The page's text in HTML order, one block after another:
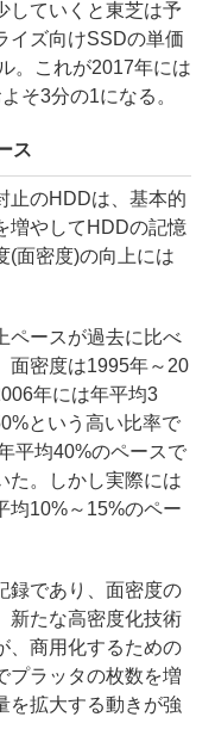
していくと東芝は予
イズ向けSSDの単価
。これが2017年には
そ3分の1になる。
ス
止のHDDは、基本的
増やしてHDDの記憶
(面密度)の向上には
ースが過去に比べ
面密度は1995年～20
年には年平均3
という高い比率で
平均40%のペースで
た。しかし実際には
均10%～15%のペー
であり、面密度の
新たな高密度化技術
、商用化するための
プラッタの枚数を増
を拡大する動きが強